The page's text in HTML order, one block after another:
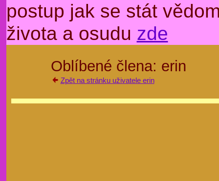
postup jak se stát
života a osudu zde
Oblíbené člena: erin
Zpět na stránku uživatele erin